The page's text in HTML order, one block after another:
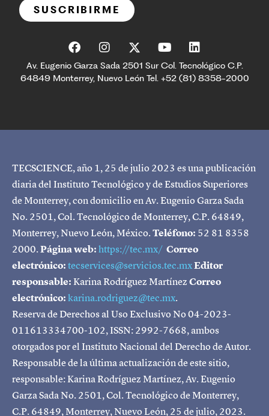
SUSCRIBIRME
Av. Eugenio Garza Sada 2501 Sur Col. Tecnológico C.P.
64849 Monterrey, Nuevo León Tel. +52 (81) 8358-2000
TECSCIENCE, año 1, 25 de julio 2023 es una publicación
diaria del Instituto Tecnológico y de Estudios Superiores
de Monterrey, con domicilio en Av. Eugenio Garza Sada
No. 2501, Col. Tecnológico de Monterrey, C.P. 64849,
Monterrey, Nuevo León, México.Teléfono: 52 81 8358
2000.Página web:https://tec.mx/ Correo
electrónico:tecservices@servicios.tec.mxEditor
responsable:Karina Rodríguez MartínezCorreo
electrónico:karina.rodriguez@tec.mx.
Reserva de Derechos al Uso Exclusivo No 04-2023-
011613334700-102, ISSN: 2992-7668, ambos
otorgados por el Instituto Nacional del Derecho de Autor.
Responsable de la última actualización de este sitio,
responsable: Karina Rodríguez Martínez, Av. Eugenio
Garza Sada No. 2501, Col. Tecnológico de Monterrey,
C.P. 64849, Monterrey, Nuevo León, 25 de julio, 2023.